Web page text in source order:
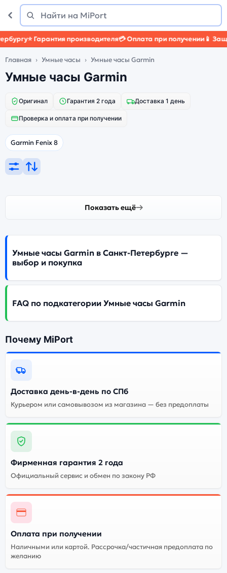
Поиск
Найти
⭐ Гарантия производителя💳 Оплата при получении📱
Главная Умные часы Умные часы Garmin
Умные часы Garmin
Оригинал Гарантия 2 года Доставка 1 день
Проверка и оплата при получении
Garmin Fenix 8
Показать ещё
Умные часы Garmin в Санкт-Петербурге —
выбор и покупка
FAQ по подкатегории Умные часы Garmin
Почему MiPort
Доставка день-в-день по СПб
Курьером или самовывозом из магазина — без предоплаты
Фирменная гарантия 2 года
Официальный сервис и обмен по закону РФ
Оплата при получении
Наличными или картой. Рассрочка/частичная предоплата по
желанию